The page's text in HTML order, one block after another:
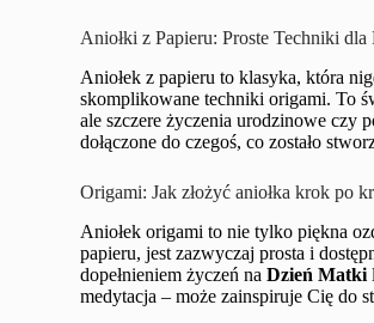
Aniołki z Papieru: Proste Techniki
Aniołek z papieru to klasyka, która
skomplikowane techniki origami. To
ale szczere życzenia urodzinowe czy
dołączone do czegoś, co zostało
Origami: Jak złożyć aniołka krok po
Aniołek origami to nie tylko piękna
papieru, jest zazwyczaj prosta i
dopełnieniem życzeń naDzień Matki
medytacja – może zainspiruje Cię do